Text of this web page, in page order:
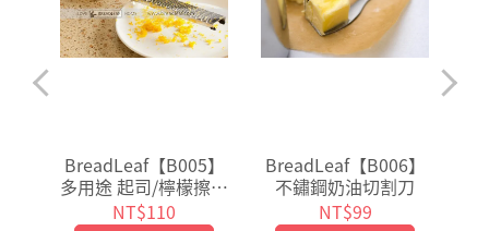
BreadLeaf【B005】
多用途 起司/檸檬擦絲
器 檸檬刨 擦薑 擦蒜
NT$110
BreadLeaf【B006】
不鏽鋼奶油切割刀
NT$99